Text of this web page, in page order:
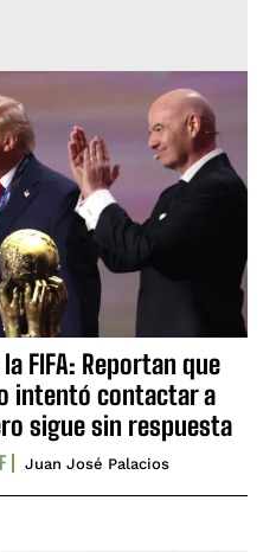
FIFA: Reportan que
intentó contactar a
sigue sin respuesta
Juan José Palacios